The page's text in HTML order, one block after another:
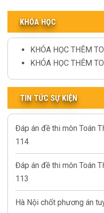
KHÓA HỌC
KHÓA HỌC THÊM
KHÓA HỌC THÊM
TIN TỨC SỰ KIỆN
Đáp án đề thi môn Toán
114
Đáp án đề thi môn Toán
113
Hà Nội chốt phương án